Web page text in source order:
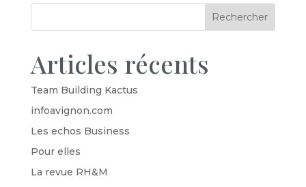
Rechercher
Articles récents
Team Building Kactus
infoavignon.com
Les echos Business
Pour elles
La revue RH&M